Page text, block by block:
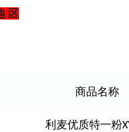
区
商品名称
利麦优质特一粉